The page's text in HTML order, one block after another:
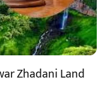
Zhadani Land